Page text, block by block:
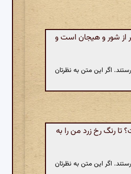
از شور و هیجان است و
اگر این متن به نظرتان
رنگ رخ زرد من را به
اگر این متن به نظرتان